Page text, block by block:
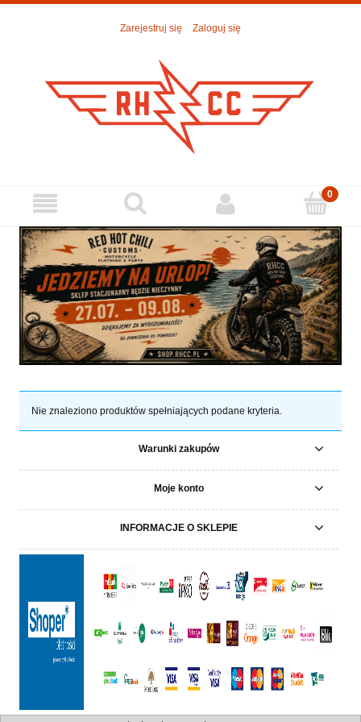
Zarejestruj się Zaloguj się
Nie znaleziono produktów spełniających podane kryteria.
Warunki zakupów
Moje konto
INFORMACJE O SKLEPIE